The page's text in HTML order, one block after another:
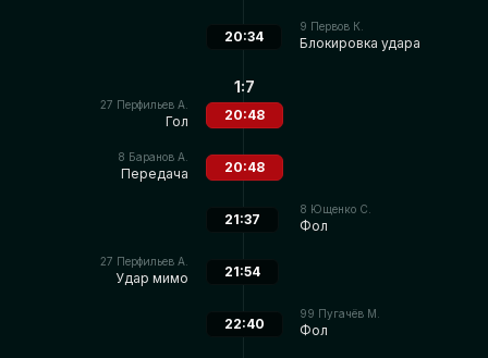
9 Первов К.
Блокировка удара
20:34
27 Перфильев А.
Гол
1:7
20:48
8 Баранов А.
Передача 20:48
8 Ющенко С.
Фол
21:37
27 Перфильев А.
Удар мимо 21:54
99 Пугачёв М.
Фол
22:40